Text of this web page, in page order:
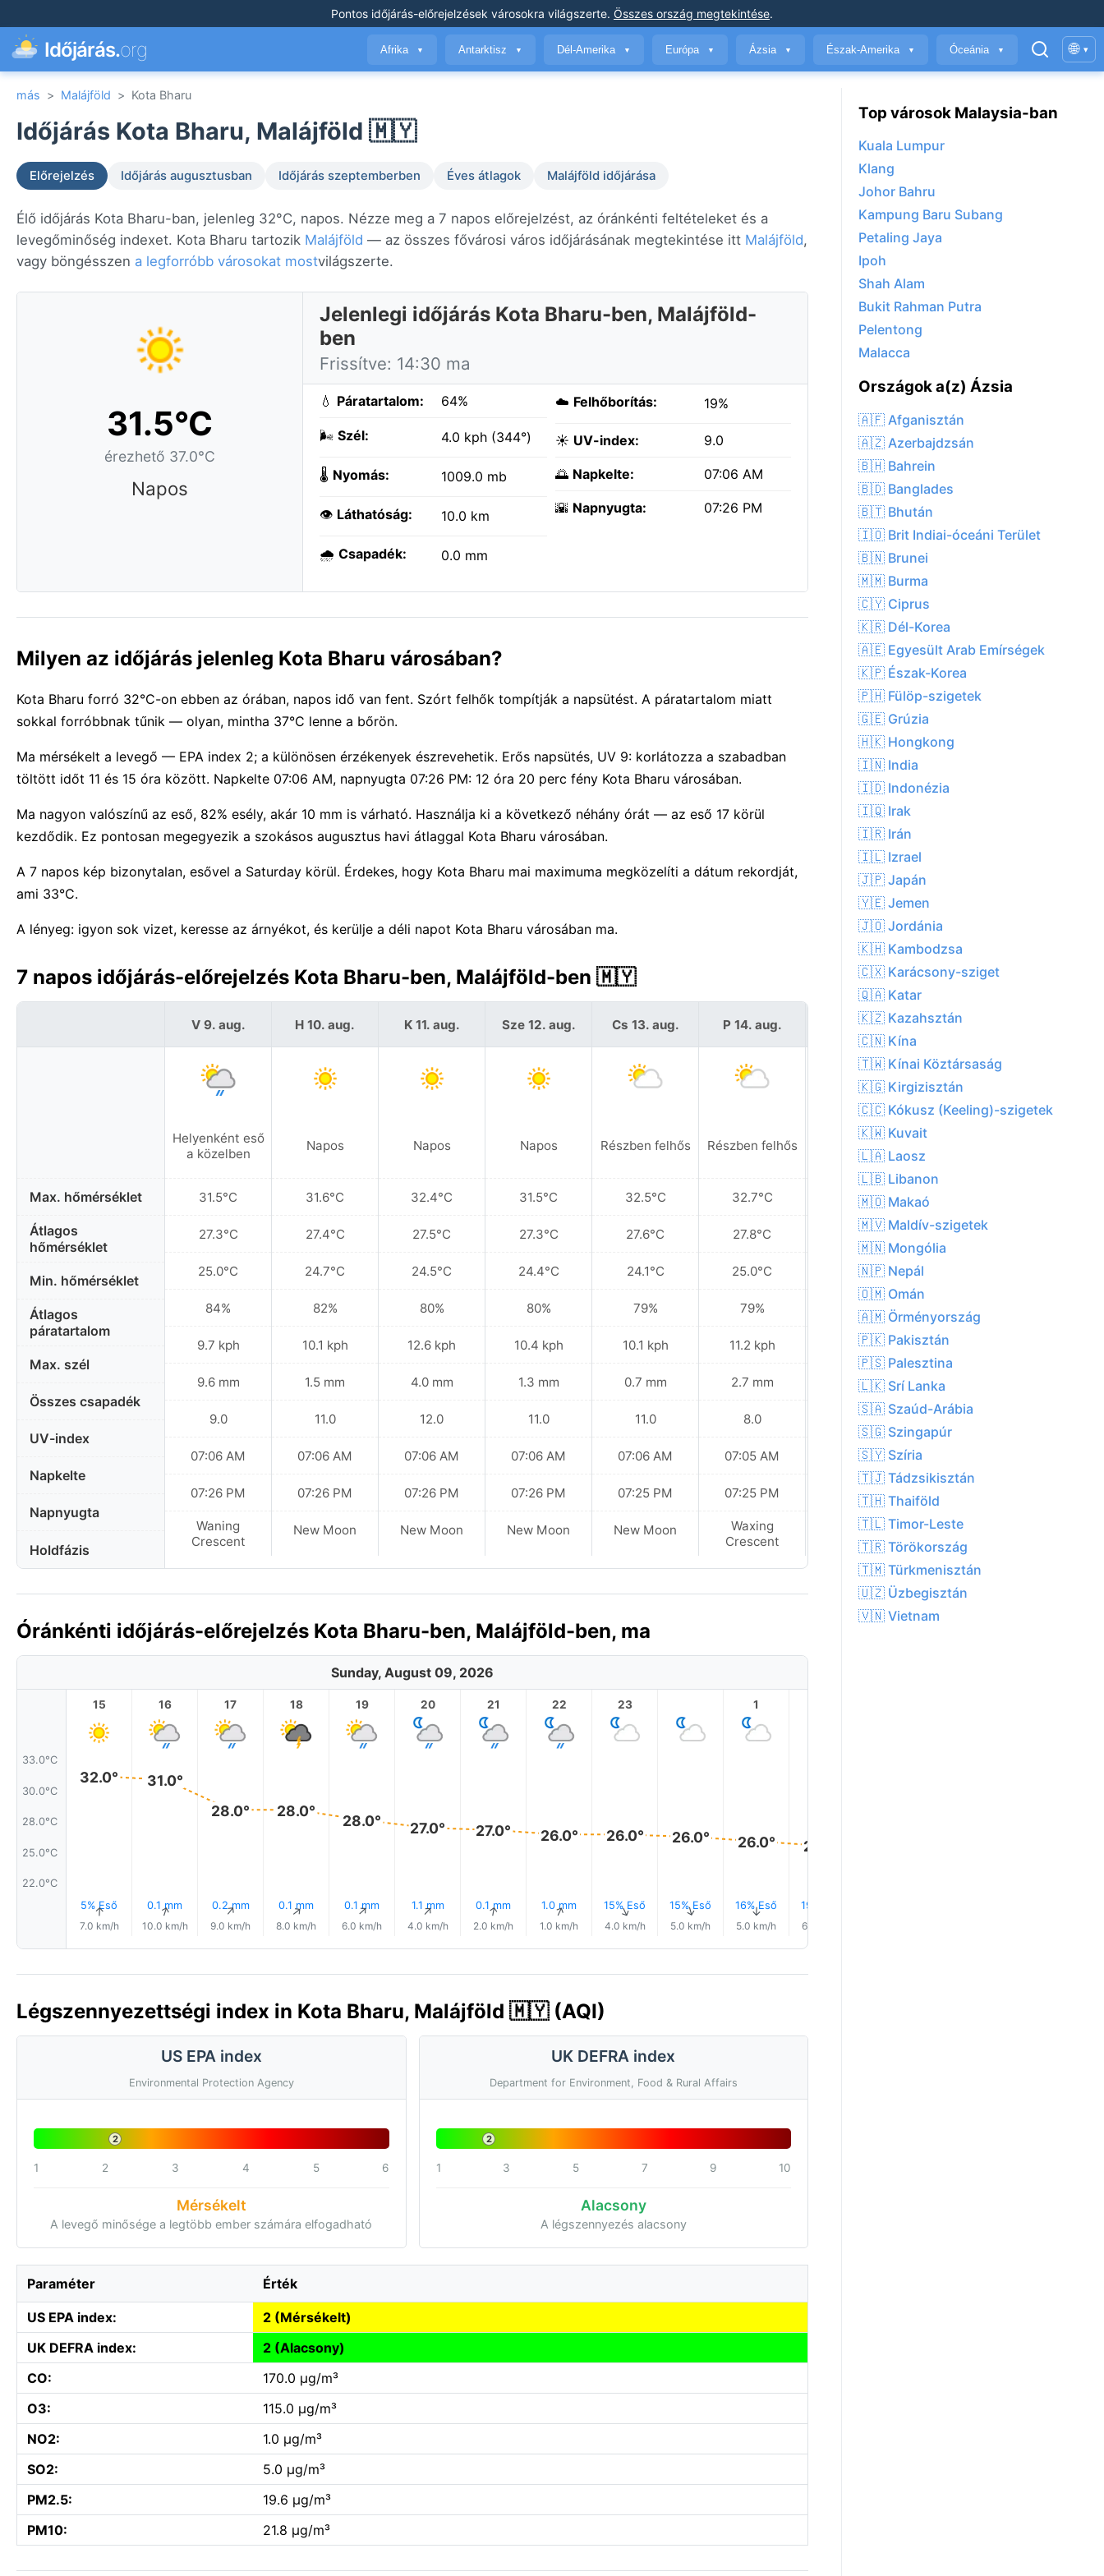
Pontos időjárás-előrejelzések városokra világszerte. Összes ország megtekintése.
Időjárás.org Afrika ▼ Antarktisz ▼ Dél-Amerika ▼ Európa ▼ Ázsia ▼ Észak-Amerika ▼ Óceánia ▼ 🌐 ▾
más > Malájföld > Kota Bharu
Időjárás Kota Bharu, Malájföld 🇲🇾
Előrejelzés Időjárás augusztusban Időjárás szeptemberben Éves átlagok Malájföld időjárása
Élő időjárás Kota Bharu-ban, jelenleg 32°C, napos. Nézze meg a 7 napos előrejelzést, az óránkénti feltételeket és a
levegőminőség indexet. Kota Bharu tartozik Malájföld — az összes fővárosi város időjárásának megtekintése itt Malájföld,
vagy böngésszen a legforróbb városokat mostvilágszerte.
31.5°C
érezhető 37.0°C
Napos
Jelenlegi időjárás Kota Bharu-ben, Malájföld-
ben
Frissítve: 14:30 ma
💧 Páratartalom: 64%
🌬️ Szél: 4.0 kph (344°)
🌡️ Nyomás: 1009.0 mb
👁️ Láthatóság: 10.0 km
🌧️ Csapadék: 0.0 mm
☁️ Felhőborítás: 19%
☀️ UV-index: 9.0
🌅 Napkelte: 07:06 AM
🌇 Napnyugta: 07:26 PM
Milyen az időjárás jelenleg Kota Bharu városában?
Kota Bharu forró 32°C-on ebben az órában, napos idő van fent. Szórt felhők tompítják a napsütést. A páratartalom miatt
sokkal forróbbnak tűnik — olyan, mintha 37°C lenne a bőrön.
Ma mérsékelt a levegő — EPA index 2; a különösen érzékenyek észrevehetik. Erős napsütés, UV 9: korlátozza a szabadban
töltött időt 11 és 15 óra között. Napkelte 07:06 AM, napnyugta 07:26 PM: 12 óra 20 perc fény Kota Bharu városában.
Ma nagyon valószínű az eső, 82% esély, akár 10 mm is várható. Használja ki a következő néhány órát — az eső 17 körül
kezdődik. Ez pontosan megegyezik a szokásos augusztus havi átlaggal Kota Bharu városában.
A 7 napos kép bizonytalan, esővel a Saturday körül. Érdekes, hogy Kota Bharu mai maximuma megközelíti a dátum rekordját,
ami 33°C.
A lényeg: igyon sok vizet, keresse az árnyékot, és kerülje a déli napot Kota Bharu városában ma.
7 napos időjárás-előrejelzés Kota Bharu-ben, Malájföld-ben 🇲🇾
Max. hőmérséklet
Átlagos
hőmérséklet
Min. hőmérséklet
Átlagos
páratartalom
Max. szél
Összes csapadék
UV-index
Napkelte
Napnyugta
Holdfázis
V 9. aug.
Helyenként eső
a közelben
31.5°C
27.3°C
25.0°C
84%
9.7 kph
9.6 mm
9.0
07:06 AM
07:26 PM
Waning
Crescent
H 10. aug.
Napos
31.6°C
27.4°C
24.7°C
82%
10.1 kph
1.5 mm
11.0
07:06 AM
07:26 PM
New Moon
K 11. aug.
Napos
32.4°C
27.5°C
24.5°C
80%
12.6 kph
4.0 mm
12.0
07:06 AM
07:26 PM
New Moon
Sze 12. aug.
Napos
31.5°C
27.3°C
24.4°C
80%
10.4 kph
1.3 mm
11.0
07:06 AM
07:26 PM
New Moon
Cs 13. aug.
Részben felhős
32.5°C
27.6°C
24.1°C
79%
10.1 kph
0.7 mm
11.0
07:06 AM
07:25 PM
New Moon
P 14. aug.
Részben felhős
32.7°C
27.8°C
25.0°C
79%
11.2 kph
2.7 mm
8.0
07:05 AM
07:25 PM
Waxing
Crescent
Szo 15. aug.
Napos
32.4°C
27.5°C
25.0°C
80%
9.7 kph
9.6 mm
8.0
07:05 AM
07:25 PM
Waxing
Crescent
Óránkénti időjárás-előrejelzés Kota Bharu-ben, Malájföld-ben, ma
Sunday, August 09, 2026
33.0°C
30.0°C
28.0°C
25.0°C
22.0°C
15
32.0°
5% Eső
↑
7.0 km/h
16
31.0°
0.1 mm
↑
10.0 km/h
17
28.0°
0.2 mm
↑
9.0 km/h
18
28.0°
0.1 mm
↑
8.0 km/h
19
28.0°
0.1 mm
↑
6.0 km/h
20
27.0°
1.1 mm
↑
4.0 km/h
21
27.0°
0.1 mm
↑
2.0 km/h
22
26.0°
1.0 mm
↑
1.0 km/h
23
26.0°
15% Eső
↑
4.0 km/h
26.0°
15% Eső
↑
5.0 km/h
1
26.0°
16% Eső
↑
5.0 km/h
25.0°
19% Eső
6.0 km/h
Légszennyezettségi index in Kota Bharu, Malájföld 🇲🇾 (AQI)
US EPA index
Environmental Protection Agency
2
1 2 3 4 5 6
Mérsékelt
A levegő minősége a legtöbb ember számára elfogadható
UK DEFRA index
Department for Environment, Food & Rural Affairs
2
1 3 5 7 9 10
Alacsony
A légszennyezés alacsony
Paraméter Érték
US EPA index:
2 (Mérsékelt)
UK DEFRA index:
2 (Alacsony)
CO:
170.0 µg/m³
O3:
115.0 µg/m³
NO2:
1.0 µg/m³
SO2:
5.0 µg/m³
PM2.5:
19.6 µg/m³
PM10:
21.8 µg/m³
Top városok Malaysia-ban
Kuala Lumpur
Klang
Johor Bahru
Kampung Baru Subang
Petaling Jaya
Ipoh
Shah Alam
Bukit Rahman Putra
Pelentong
Malacca
Országok a(z) Ázsia
🇦🇫 Afganisztán
🇦🇿 Azerbajdzsán
🇧🇭 Bahrein
🇧🇩 Banglades
🇧🇹 Bhután
🇮🇴 Brit Indiai-óceáni Terület
🇧🇳 Brunei
🇲🇲 Burma
🇨🇾 Ciprus
🇰🇷 Dél-Korea
🇦🇪 Egyesült Arab Emírségek
🇰🇵 Észak-Korea
🇵🇭 Fülöp-szigetek
🇬🇪 Grúzia
🇭🇰 Hongkong
🇮🇳 India
🇮🇩 Indonézia
🇮🇶 Irak
🇮🇷 Irán
🇮🇱 Izrael
🇯🇵 Japán
🇾🇪 Jemen
🇯🇴 Jordánia
🇰🇭 Kambodzsa
🇨🇽 Karácsony-sziget
🇶🇦 Katar
🇰🇿 Kazahsztán
🇨🇳 Kína
🇹🇼 Kínai Köztársaság
🇰🇬 Kirgizisztán
🇨🇨 Kókusz (Keeling)-szigetek
🇰🇼 Kuvait
🇱🇦 Laosz
🇱🇧 Libanon
🇲🇴 Makaó
🇲🇻 Maldív-szigetek
🇲🇳 Mongólia
🇳🇵 Nepál
🇴🇲 Omán
🇦🇲 Örményország
🇵🇰 Pakisztán
🇵🇸 Palesztina
🇱🇰 Srí Lanka
🇸🇦 Szaúd-Arábia
🇸🇬 Szingapúr
🇸🇾 Szíria
🇹🇯 Tádzsikisztán
🇹🇭 Thaiföld
🇹🇱 Timor-Leste
🇹🇷 Törökország
🇹🇲 Türkmenisztán
🇺🇿 Üzbegisztán
🇻🇳 Vietnam